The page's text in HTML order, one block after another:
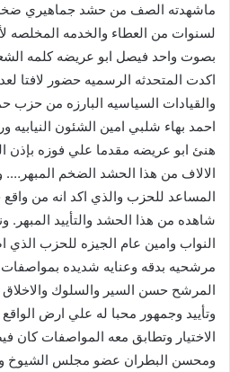
ماشهدته الصف من حشد جماهيري ضخم
لسنوات من العطاء والخدمه المخلصه
بصوت واحد فيصل ابو عريضه كلمه
اكدت المتحدثه الرسميه حضور لافتا
والقيادات السياسيه البارزه من
احمد بهاء شلبي امين الشئون النيابيه
هنئ ابو عريضه مقدما علي فوزه بإذن
الالاف من هذا الحشد الضخم المبهر….
المساعد للحزب والذي اكد انه من
شاهده من هذا الحشد والتأييد
النواب وامين عام الجيزه للحزب
مرشحيه بدقه وعنايه شديده بمواصفات
المرشح حسن السير والسلوك والاخلاق
وتأييد وجمهور محبا له علي ارض
الاختيار وتطابق معه المواصفات
ومحسن البطران عضو مجلس الشيوخ